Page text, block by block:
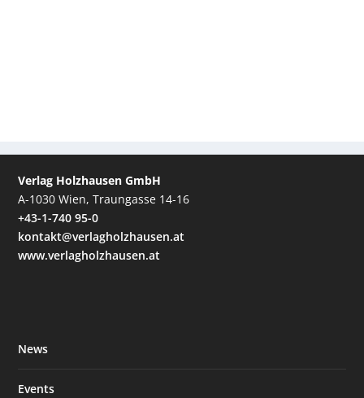
Verlag Holzhausen GmbH
A-1030 Wien, Traungasse 14-16
+43-1-740 95-0
kontakt@verlagholzhausen.at
www.verlagholzhausen.at
News
Events